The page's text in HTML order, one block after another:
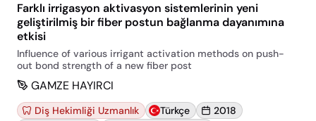
Farklı irrigasyon aktivasyon sistemlerinin yeni
geliştirilmiş bir fiber postun bağlanma dayanımına
etkisi
Influence of various irrigant activation methods on push-
out bond strength of a new fiber post
GAMZE HAYIRCI
Diş Hekimliği Uzmanlık Türkçe
2018